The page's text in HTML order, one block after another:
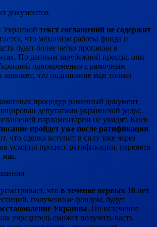
документов
Украиной текст соглашений не содержит
что механизм работы фонда и
будет более четко прописан в
По данным зарубежной прессы, они
одновременно с рамочным
что подписание еще только
процедур рамочный документ
депутатами украинской рады:
парламентарии не увидят. Киев
пройдет уже после ратификации.
что сделка вступит в силу уже через
ускорил процесс ратификации, перенеся
мая.
что в течение первых 10 лет
полученные фондом, будут
Украины. По истечение
учредитель сможет получить часть